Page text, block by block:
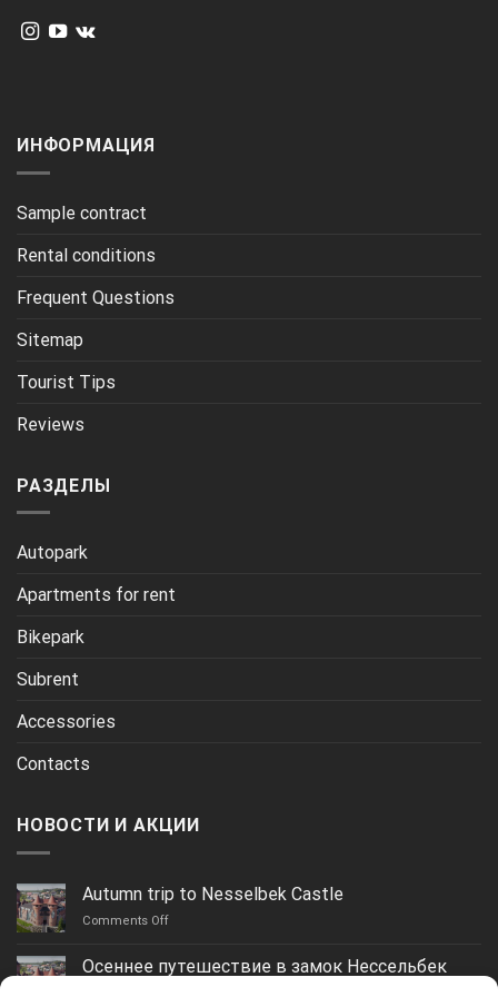
ИНФОРМАЦИЯ
Sample contract
Rental conditions
Frequent Questions
Sitemap
Tourist Tips
Reviews
РАЗДЕЛЫ
Autopark
Apartments for rent
Bikepark
Subrent
Accessories
Contacts
НОВОСТИ И АКЦИИ
Autumn trip to Nesselbek Castle
Comments Offon
to
Осеннее путешествие в замок Нессельбек